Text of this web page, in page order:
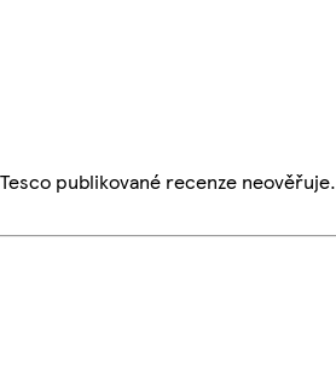
publikované recenze neověřuje.